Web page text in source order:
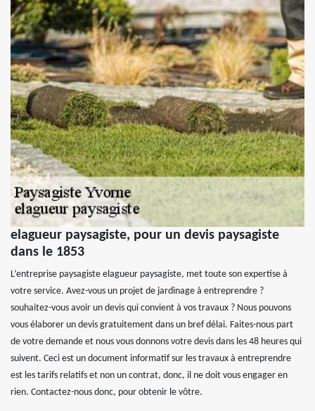
elagueur paysagiste, pour un devis paysagiste
dans le 1853
L’entreprise paysagiste elagueur paysagiste, met toute son expertise à
votre service. Avez-vous un projet de jardinage à entreprendre ?
souhaitez-vous avoir un devis qui convient à vos travaux ? Nous pouvons
vous élaborer un devis gratuitement dans un bref délai. Faites-nous part
de votre demande et nous vous donnons votre devis dans les 48 heures qui
suivent. Ceci est un document informatif sur les travaux à entreprendre
est les tarifs relatifs et non un contrat, donc, il ne doit vous engager en
rien. Contactez-nous donc, pour obtenir le vôtre.